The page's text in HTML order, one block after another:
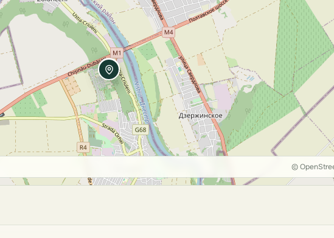
©